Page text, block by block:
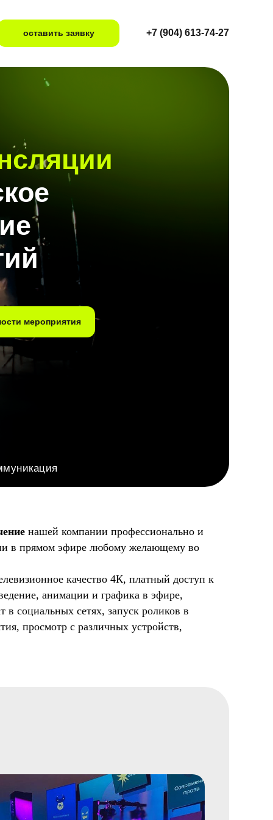
оставить заявку +7 (904) 613-74-27
мероприятия
нашей компании профессионально и
в прямом эфире любому желающему во
качество 4К, платный доступ к
анимации и графика в эфире,
в социальных сетях, запуск роликов в
просмотр с различных устройств,